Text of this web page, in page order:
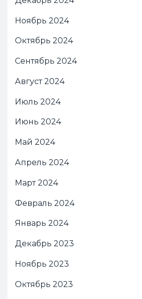
Ноябрь 2024
Октябрь 2024
Сентябрь 2024
Август 2024
Июль 2024
Июнь 2024
Май 2024
Апрель 2024
Март 2024
Февраль 2024
Январь 2024
Декабрь 2023
Ноябрь 2023
Октябрь 2023